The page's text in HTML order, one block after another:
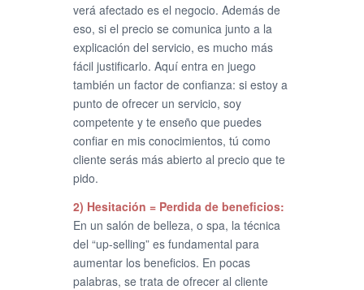
verá afectado es el negocio. Además de
eso, si el precio se comunica junto a la
explicación del servicio, es mucho más
fácil justificarlo. Aquí entra en juego
también un factor de confianza: si estoy a
punto de ofrecer un servicio, soy
competente y te enseño que puedes
confiar en mis conocimientos, tú como
cliente serás más abierto al precio que te
pido.
2) Hesitación = Perdida de beneficios:
En un salón de belleza, o spa, la técnica
del “up-selling” es fundamental para
aumentar los beneficios. En pocas
palabras, se trata de ofrecer al cliente